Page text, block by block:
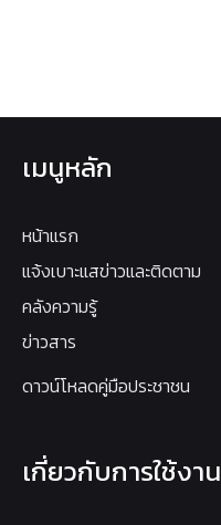
เมนูหลัก
หน้าแรก
แจ้งเบาะแสข่าวและติดตาม
คลังความรู้
ข่าวสาร
ดาวน์โหลดคู่มือประชาชน
เกี่ยวกับการใช้งาน